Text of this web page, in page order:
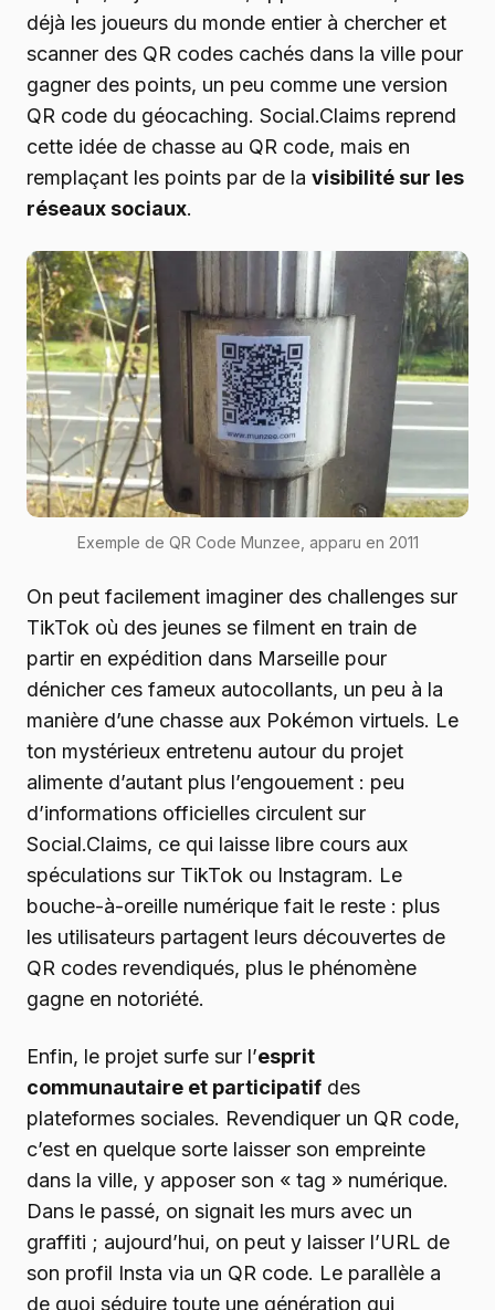
déjà les joueurs du monde entier à chercher et
scanner des QR codes cachés dans la ville pour
gagner des points, un peu comme une version
QR code du géocaching. Social.Claims reprend
cette idée de chasse au QR code, mais en
remplaçant les points par de la visibilité sur les
réseaux sociaux.
Exemple de QR Code Munzee, apparu en 2011
On peut facilement imaginer des challenges sur
TikTok où des jeunes se filment en train de
partir en expédition dans Marseille pour
dénicher ces fameux autocollants, un peu à la
manière d’une chasse aux Pokémon virtuels. Le
ton mystérieux entretenu autour du projet
alimente d’autant plus l’engouement : peu
d’informations officielles circulent sur
Social.Claims, ce qui laisse libre cours aux
spéculations sur TikTok ou Instagram. Le
bouche-à-oreille numérique fait le reste : plus
les utilisateurs partagent leurs découvertes de
QR codes revendiqués, plus le phénomène
gagne en notoriété.
Enfin, le projet surfe sur l’esprit
communautaire et participatif des
plateformes sociales. Revendiquer un QR code,
c’est en quelque sorte laisser son empreinte
dans la ville, y apposer son « tag » numérique.
Dans le passé, on signait les murs avec un
graffiti ; aujourd’hui, on peut y laisser l’URL de
son profil Insta via un QR code. Le parallèle a
de quoi séduire toute une génération qui